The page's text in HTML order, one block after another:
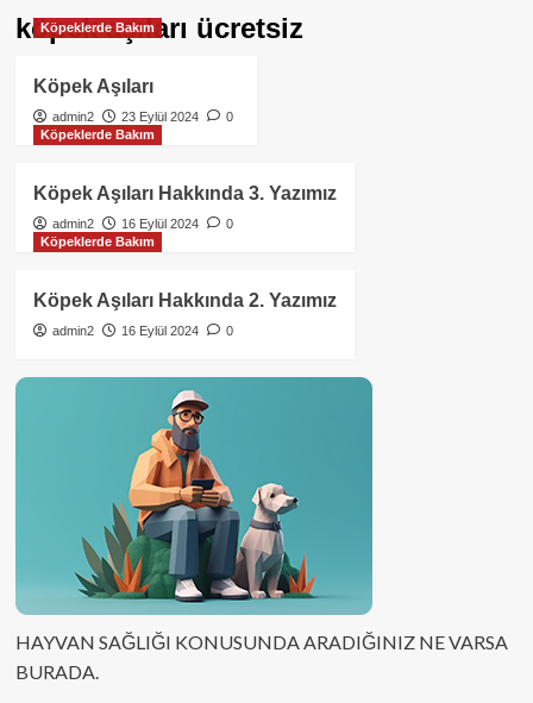
köpek aşıları ücretsiz
Köpeklerde Bakım
Köpek Aşıları
admin2 23 Eylül 2024
0
Köpeklerde Bakım
Köpek Aşıları Hakkında 3. Yazımız
admin2 16 Eylül 2024
0
Köpeklerde Bakım
Köpek Aşıları Hakkında 2. Yazımız
admin2 16 Eylül 2024 0
HAYVAN SAĞLIĞI KONUSUNDA ARADIĞINIZ NE VARSA
BURADA.